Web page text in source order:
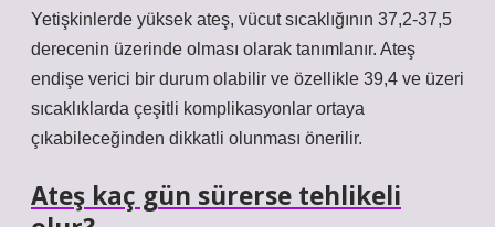
Yetişkinlerde yüksek ateş, vücut sıcaklığının 37,2-37,5
derecenin üzerinde olması olarak tanımlanır. Ateş
endişe verici bir durum olabilir ve özellikle 39,4 ve üzeri
sıcaklıklarda çeşitli komplikasyonlar ortaya
çıkabileceğinden dikkatli olunması önerilir.
Ateş kaç gün sürerse tehlikeli